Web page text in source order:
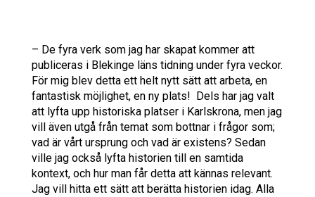
– De fyra verk som jag har skapat kommer att
publiceras i Blekinge läns tidning under fyra veckor.
För mig blev detta ett helt nytt sätt att arbeta, en
fantastisk möjlighet, en ny plats! Dels har jag valt
att lyfta upp historiska platser i Karlskrona, men jag
vill även utgå från temat som bottnar i frågor som;
vad är vårt ursprung och vad är existens? Sedan
ville jag också lyfta historien till en samtida
kontext, och hur man får detta att kännas relevant.
Jag vill hitta ett sätt att berätta historien idag. Alla